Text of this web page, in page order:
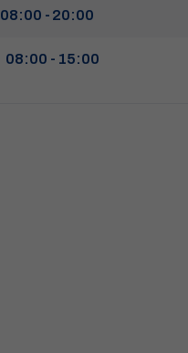
08:00 - 20:00
08:00 - 15:00